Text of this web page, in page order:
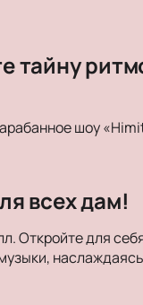
тайну
шоу
всех дам!
Откройте для